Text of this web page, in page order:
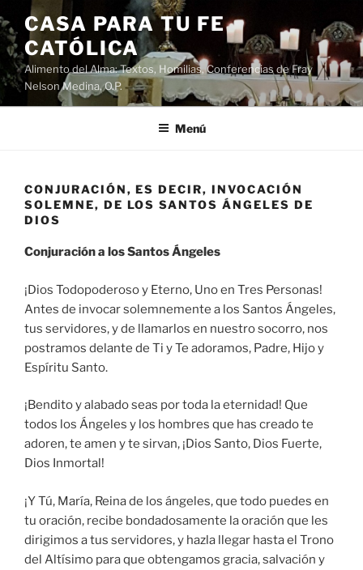
Saltar
al
contenido
CASA PARA TU FE
CATÓLICA
Alimento del Alma: Textos, Homilias, Conferencias de Fray
Nelson Medina, O.P.
Menú
CONJURACIÓN, ES DECIR, INVOCACIÓN
SOLEMNE, DE LOS SANTOS ÁNGELES DE
DIOS
Conjuración a los Santos Ángeles
¡Dios Todopoderoso y Eterno, Uno en Tres Personas!
Antes de invocar solemnemente a los Santos Ángeles,
tus servidores, y de llamarlos en nuestro socorro, nos
postramos delante de Ti y Te adoramos, Padre, Hijo y
Espíritu Santo.
¡Bendito y alabado seas por toda la eternidad! Que
todos los Ángeles y los hombres que has creado te
adoren, te amen y te sirvan, ¡Dios Santo, Dios Fuerte,
Dios Inmortal!
¡Y Tú, María, Reina de los ángeles, que todo puedes en
tu oración, recibe bondadosamente la oración que les
dirigimos a tus servidores, y hazla llegar hasta el Trono
del Altísimo para que obtengamos gracia, salvación y